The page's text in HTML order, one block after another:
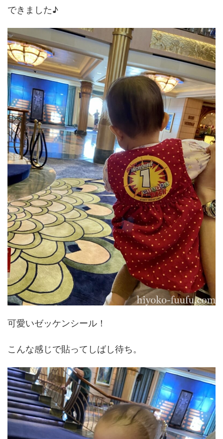
できました♪
可愛いゼッケンシール！
こんな感じで貼ってしばし待ち。